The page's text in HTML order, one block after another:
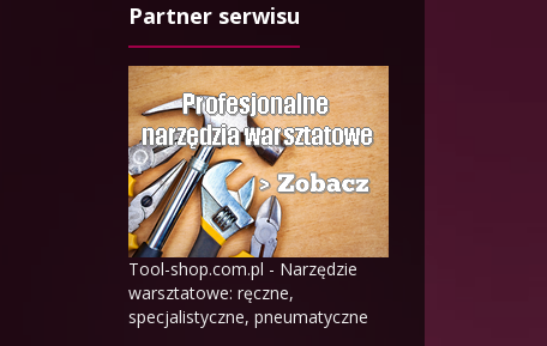
Partner serwisu
Tool-shop.com.pl - Narzędzie
warsztatowe: ręczne,
specjalistyczne, pneumatyczne